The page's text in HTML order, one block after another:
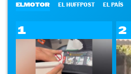
ELMOTOR EL HUFFPOST EL PAÍS
1 2